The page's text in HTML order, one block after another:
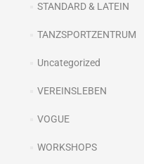
STANDARD & LATEIN
TANZSPORTZENTRUM
Uncategorized
VEREINSLEBEN
VOGUE
WORKSHOPS